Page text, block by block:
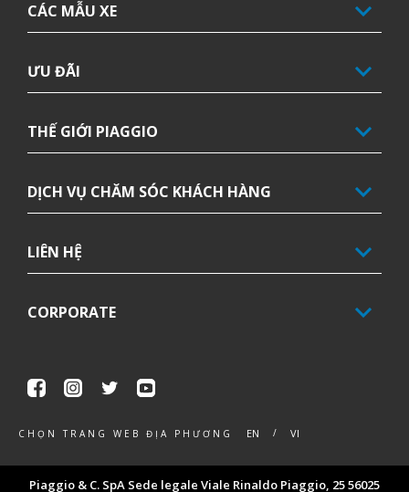
CÁC MẪU XE
ƯU ĐÃI
THẾ GIỚI PIAGGIO
DỊCH VỤ CHĂM SÓC KHÁCH HÀNG
LIÊN HỆ
CORPORATE
FacebookInstagram
Twitter
CHỌN TRANG WEB ĐỊA PHƯƠNG EN VI
Piaggio & C. SpA Sede legale Viale Rinaldo Piaggio, 25 56025